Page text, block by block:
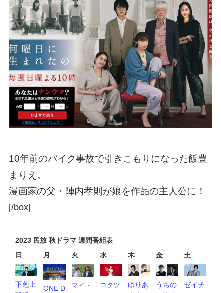
10年前のバイク事故で引きこもりになった飯豊
まりえ。
漫画家の父・陣内孝則が娘を作品の主人公に！
[/box]
2023 民放 秋ドラマ 週間番組表
日
月 火 水 木 金 土
下剋上
ONE D
マイ・
コタツ
ゆりあ
うちの
ゼイチ